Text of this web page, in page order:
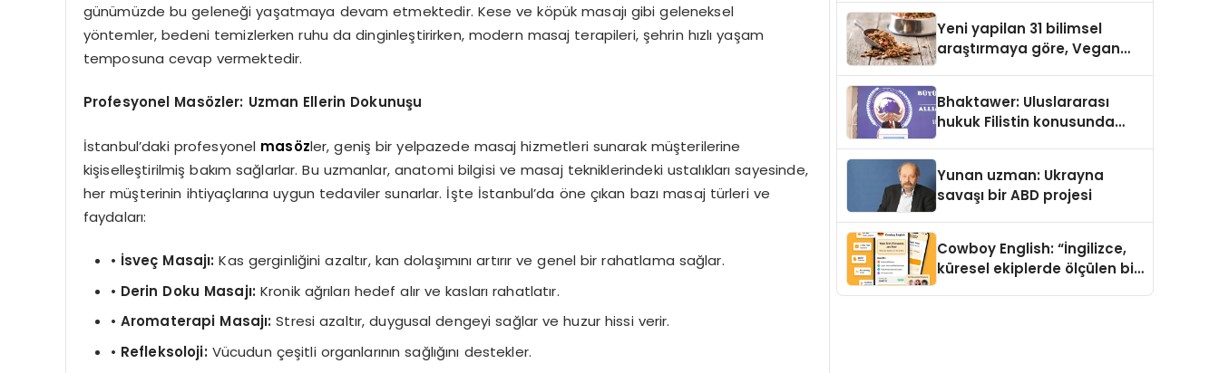
günümüzde bu geleneği yaşatmaya devam etmektedir. Kese ve köpük masajı gibi geleneksel
yöntemler, bedeni temizlerken ruhu da dinginleştirirken, modern masaj terapileri, şehrin hızlı yaşam
temposuna cevap vermektedir.
Profesyonel Masözler: Uzman Ellerin Dokunuşu
İstanbul’daki profesyonel masözler, geniş bir yelpazede masaj hizmetleri sunarak müşterilerine
kişiselleştirilmiş bakım sağlarlar. Bu uzmanlar, anatomi bilgisi ve masaj tekniklerindeki ustalıkları sayesinde,
her müşterinin ihtiyaçlarına uygun tedaviler sunarlar. İşte İstanbul’da öne çıkan bazı masaj türleri ve
faydaları:
• İsveç Masajı: Kas gerginliğini azaltır, kan dolaşımını artırır ve genel bir rahatlama sağlar.
• Derin Doku Masajı: Kronik ağrıları hedef alır ve kasları rahatlatır.
• Aromaterapi Masajı: Stresi azaltır, duygusal dengeyi sağlar ve huzur hissi verir.
• Refleksoloji: Vücudun çeşitli organlarının sağlığını destekler.
Yeni yapilan 31 bilimsel
araştırmaya göre, Vegan
Sindirildiğini Ortaya Koydu
Bhaktawer: Uluslararası
hukuk Filistin konusunda
Yunan uzman: Ukrayna
savaşı bir ABD projesi
Cowboy English: “İngilizce,
küresel ekiplerde ölçülen bir